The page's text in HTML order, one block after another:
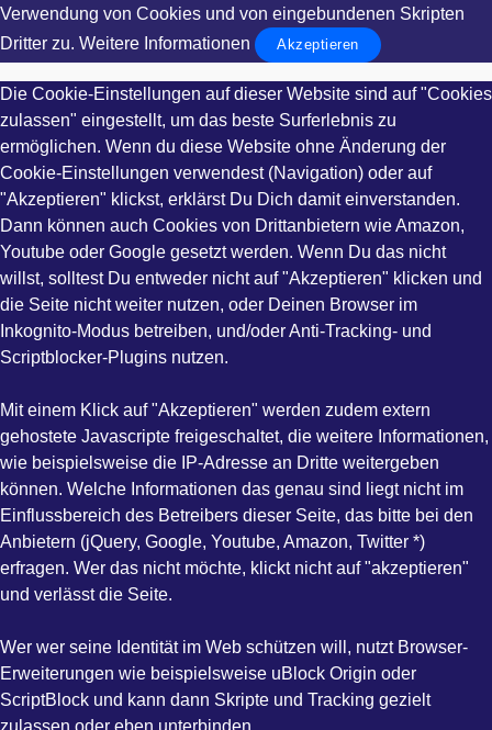
Verwendung von Cookies und von eingebundenen Skripten
Dritter zu. Weitere Informationen Akzeptieren
Die Cookie-Einstellungen auf dieser Website sind auf "Cookies
zulassen" eingestellt, um das beste Surferlebnis zu
ermöglichen. Wenn du diese Website ohne Änderung der
Cookie-Einstellungen verwendest (Navigation) oder auf
"Akzeptieren" klickst, erklärst Du Dich damit einverstanden.
Dann können auch Cookies von Drittanbietern wie Amazon,
Youtube oder Google gesetzt werden. Wenn Du das nicht
willst, solltest Du entweder nicht auf "Akzeptieren" klicken und
die Seite nicht weiter nutzen, oder Deinen Browser im
Inkognito-Modus betreiben, und/oder Anti-Tracking- und
Scriptblocker-Plugins nutzen.
Mit einem Klick auf "Akzeptieren" werden zudem extern
gehostete Javascripte freigeschaltet, die weitere Informationen,
wie beispielsweise die IP-Adresse an Dritte weitergeben
können. Welche Informationen das genau sind liegt nicht im
Einflussbereich des Betreibers dieser Seite, das bitte bei den
Anbietern (jQuery, Google, Youtube, Amazon, Twitter *)
erfragen. Wer das nicht möchte, klickt nicht auf "akzeptieren"
und verlässt die Seite.
Wer wer seine Identität im Web schützen will, nutzt Browser-
Erweiterungen wie beispielsweise uBlock Origin oder
ScriptBlock und kann dann Skripte und Tracking gezielt
zulassen oder eben unterbinden.